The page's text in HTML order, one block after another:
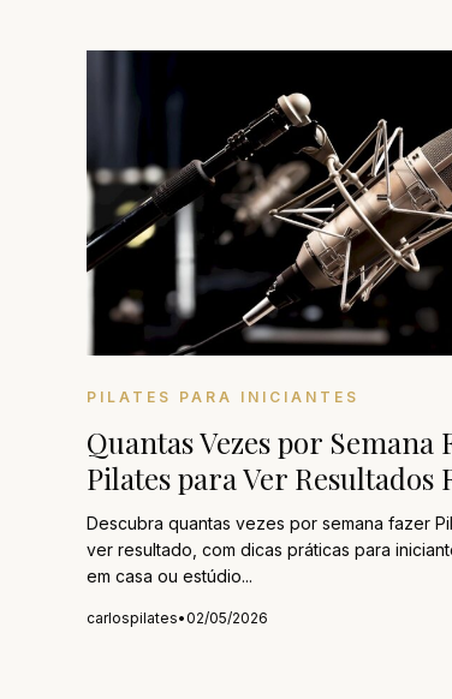
PILATES PARA INICIANTES
Quantas Vezes por Semana
Pilates para Ver Resultados
Descubra quantas vezes por semana fazer
ver resultado, com dicas práticas para
em casa ou estúdio...
carlospilates•02/05/2026